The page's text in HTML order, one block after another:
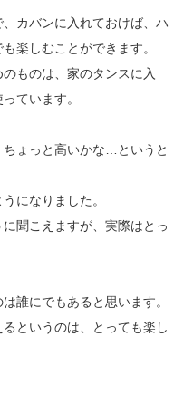
カバンに入れておけば、ハ
楽しむことができます。
ものは、家のタンスに入
ています。
ょっと高いかな…というと
になりました。
聞こえますが、実際はとっ
誰にでもあると思います。
というのは、とっても楽し